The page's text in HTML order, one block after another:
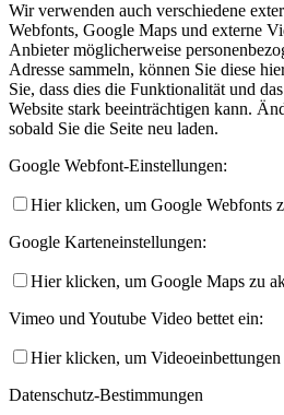
Wir verwenden auch verschiedene
Webfonts, Google Maps und externe
Anbieter möglicherweise
Adresse sammeln, können Sie diese
Sie, dass dies die Funktionalität und
Website stark beeinträchtigen kann.
sobald Sie die Seite neu laden.
Google Webfont-Einstellungen:
Hier klicken, um Google Webfonts
Google Karteneinstellungen:
Hier klicken, um Google Maps zu
Vimeo und Youtube Video bettet ein:
Hier klicken, um
Datenschutz-Bestimmungen